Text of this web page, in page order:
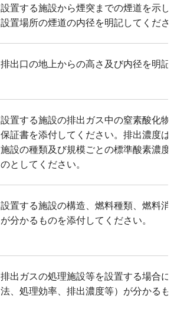
設置する施設から煙突までの煙道を示
設置場所の煙道の内径を明記してくださ
排出口の地上からの高さ及び内径を明記
設置する施設の排出ガス中の窒素酸化
保証書を添付してください。排出濃度
施設の種類及び規模ごとの標準酸素濃
のとしてください。
設置する施設の構造、燃料種類、燃料
が分かるものを添付してください。
排出ガスの処理施設等を設置する場合
法、処理効率、排出濃度等）が分かる